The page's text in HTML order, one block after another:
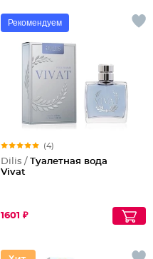
Рекомендуем
(4)
Dilis / Туалетная вода
Vivat
1601 ₽